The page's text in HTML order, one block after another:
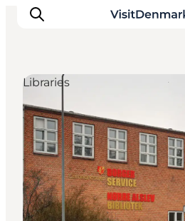
Inspirations
Destinations
Quoi faire
Hébergements
Planifiez votre voyage
Libraries